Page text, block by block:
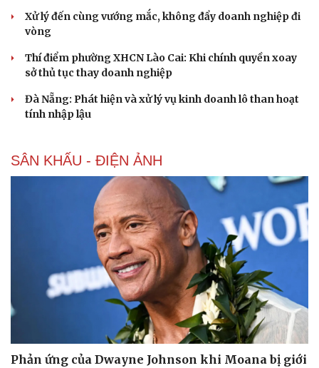
Tư vấn
Săn Tour
check-in
Câu chuyện thời sự
Kể chuyện cho bé
Xử lý đến cùng vướng mắc, không đẩy doanh nghiệp đi
vòng
Thí điểm phường XHCN Lào Cai: Khi chính quyền xoay
sở thủ tục thay doanh nghiệp
Đà Nẵng: Phát hiện và xử lý vụ kinh doanh lô than hoạt
tính nhập lậu
SÂN KHẤU - ĐIỆN ẢNH
Phản ứng của Dwayne Johnson khi Moana bị giới